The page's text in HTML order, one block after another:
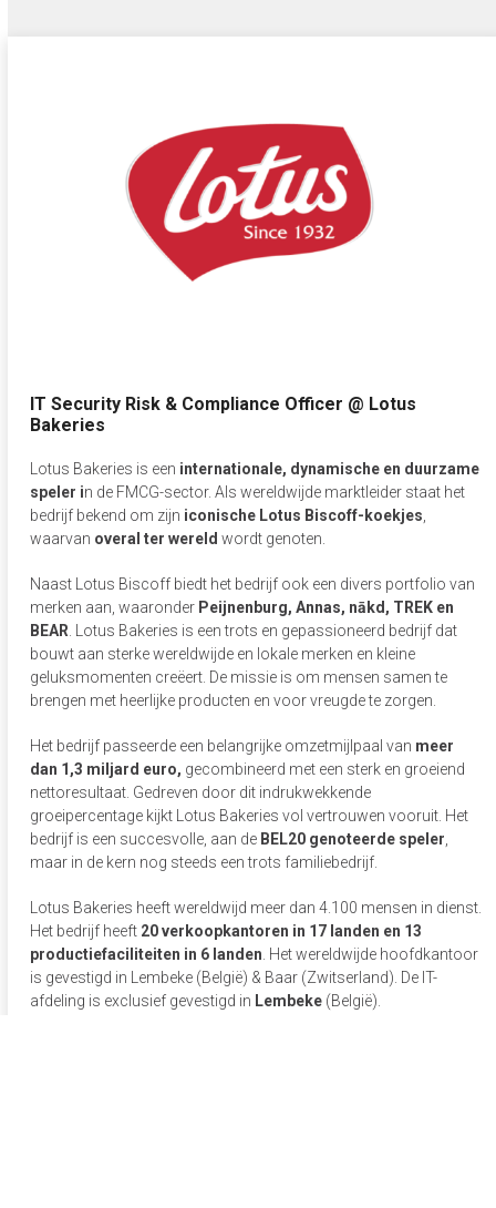
IT Security Risk & Compliance Officer @ Lotus
Bakeries
Lotus Bakeries is een internationale, dynamische en duurzame
speler in de FMCG-sector. Als wereldwijde marktleider staat het
bedrijf bekend om zijn iconische Lotus Biscoff-koekjes,
waarvan overal ter wereld wordt genoten.
Naast Lotus Biscoff biedt het bedrijf ook een divers portfolio van
merken aan, waaronder Peijnenburg, Annas, nākd, TREK en
BEAR. Lotus Bakeries is een trots en gepassioneerd bedrijf dat
bouwt aan sterke wereldwijde en lokale merken en kleine
geluksmomenten creëert. De missie is om mensen samen te
brengen met heerlijke producten en voor vreugde te zorgen.
Het bedrijf passeerde een belangrijke omzetmijlpaal van meer
dan 1,3 miljard euro, gecombineerd met een sterk en groeiend
nettoresultaat. Gedreven door dit indrukwekkende
groeipercentage kijkt Lotus Bakeries vol vertrouwen vooruit. Het
bedrijf is een succesvolle, aan de BEL20 genoteerde speler,
maar in de kern nog steeds een trots familiebedrijf.
Lotus Bakeries heeft wereldwijd meer dan 4.100 mensen in dienst.
Het bedrijf heeft 20 verkoopkantoren in 17 landen en 13
productiefaciliteiten in 6 landen. Het wereldwijde hoofdkantoor
is gevestigd in Lembeke (België) & Baar (Zwitserland). De IT-
afdeling is exclusief gevestigd in Lembeke (België).